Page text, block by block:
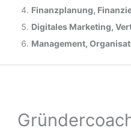
Finanzplanung,
Digitales Marketing,
Management,